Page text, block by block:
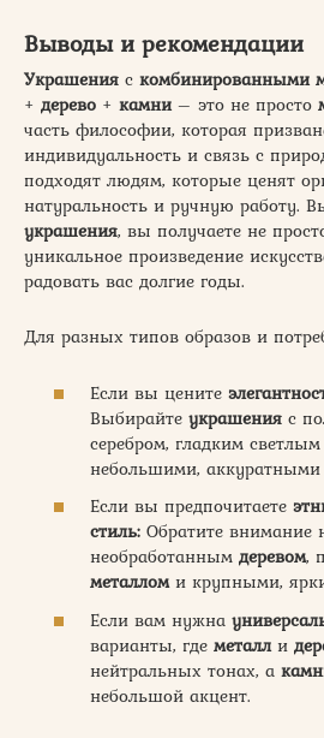
Выводы и рекомендации
Украшения с комбинированными
+ дерево + камни– это не просто
часть философии, которая
индивидуальность и связь с
подходят людям, которые ценят
натуральность и ручную работу.
украшения, вы получаете не
уникальное произведение
радовать вас долгие годы.
Для разных типов образов и
Если вы цените
Выбирайте украшения с
серебром, гладким светлым
небольшими, аккуратными
Если вы предпочитаете
стиль: Обратите внимание
необработанным деревом,
металломи крупными,
Если вам нужна
варианты, где металли
нейтральных тонах, а
небольшой акцент.